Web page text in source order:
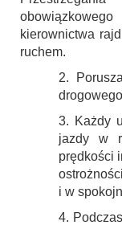
kierownictwa
ruchem.
2.
3. Każdy
jazdy w
prędkości
i w
4.